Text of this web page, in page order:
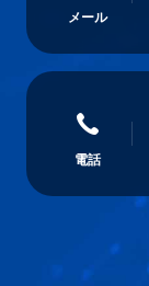
メール
電話